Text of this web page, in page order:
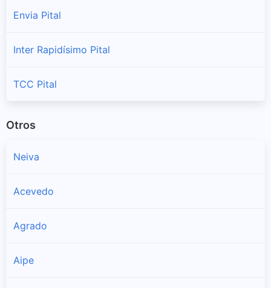
Envia Pital
Inter Rapidísimo Pital
TCC Pital
Otros
Neiva
Acevedo
Agrado
Aipe